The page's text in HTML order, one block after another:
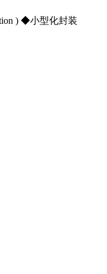
) ◆小型化封装